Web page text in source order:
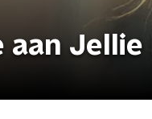
aan